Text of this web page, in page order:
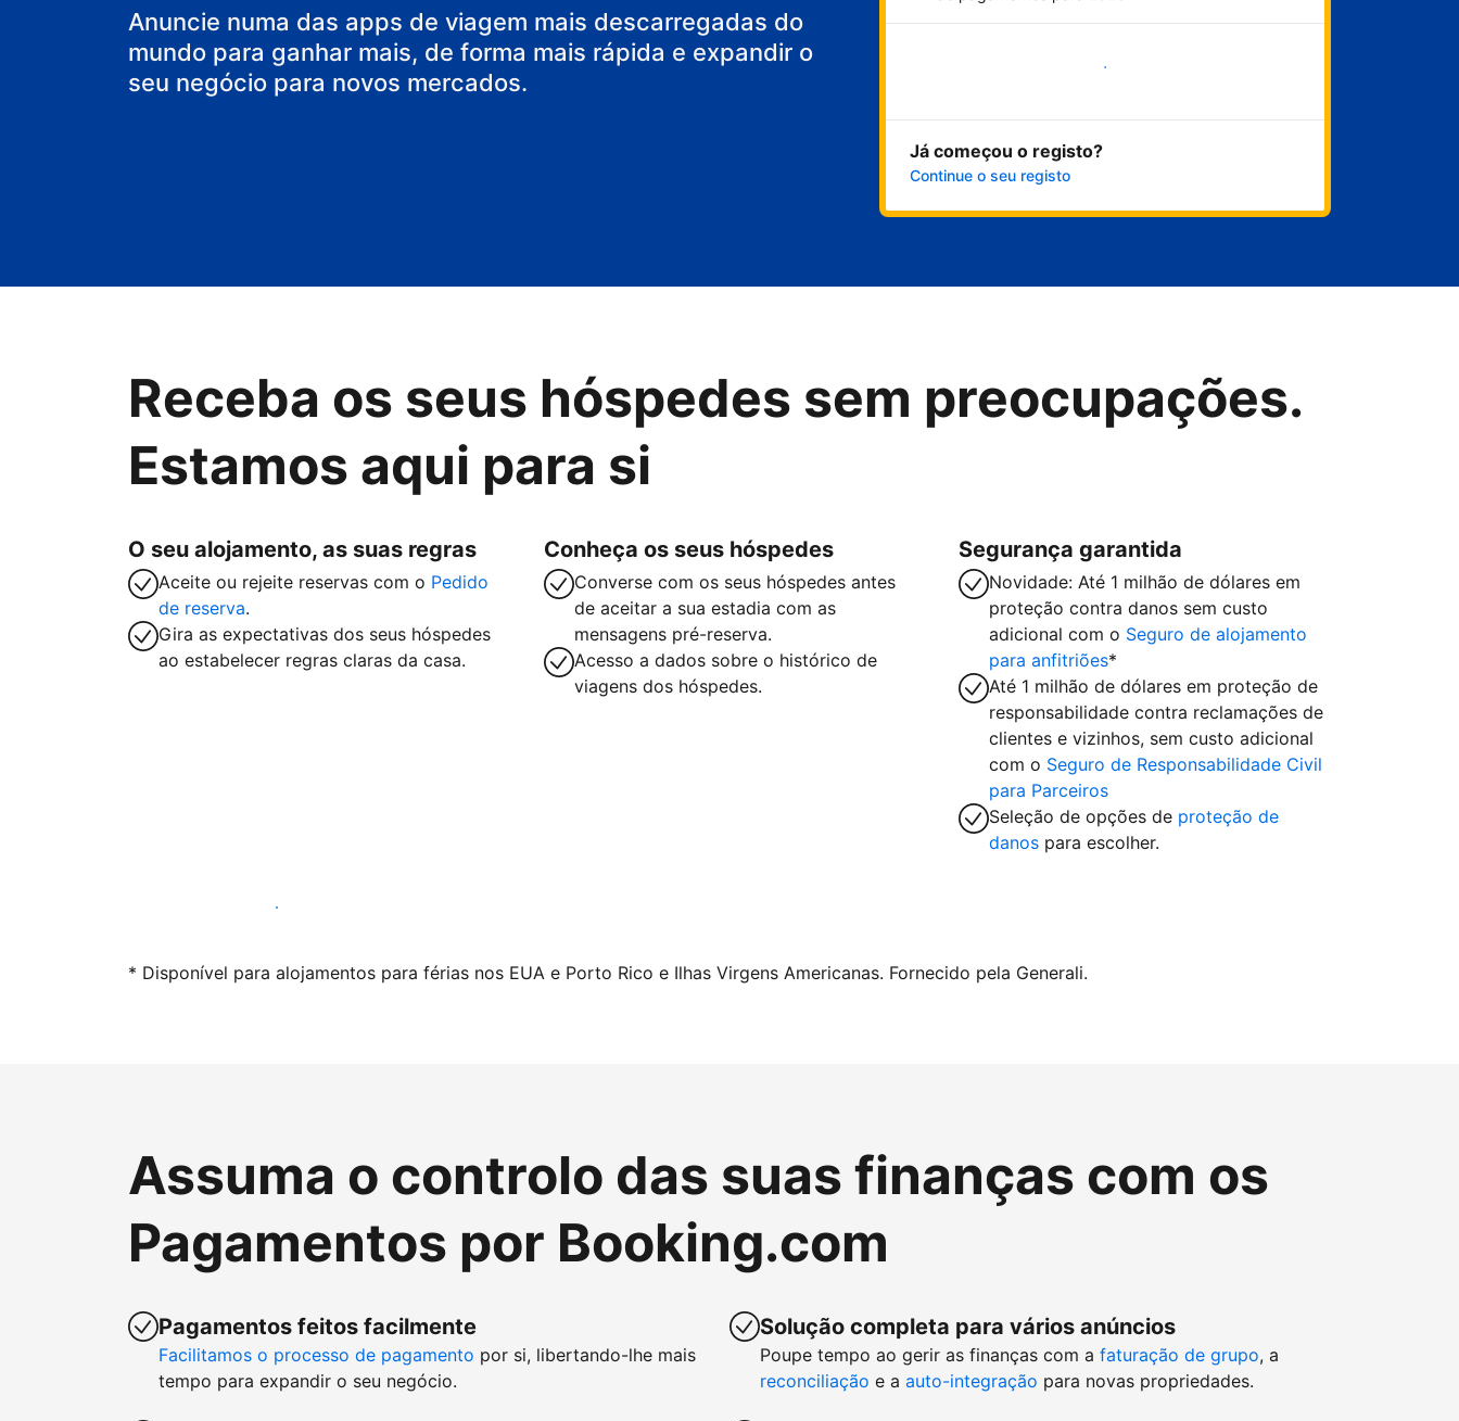
o seu hostel
Anuncie numa das apps de viagem mais descarregadas do
mundo para ganhar mais, de forma mais rápida e expandir o
seu negócio para novos mercados.
Comece já
Já começou o registo?
Continue o seu registo
Receba os seus hóspedes sem preocupações.
Estamos aqui para si
O seu alojamento, as suas regras
Aceite ou rejeite reservas com o Pedido
de reserva.
Gira as expectativas dos seus hóspedes
ao estabelecer regras claras da casa.
Conheça os seus hóspedes
Converse com os seus hóspedes antes
de aceitar a sua estadia com as
mensagens pré-reserva.
Acesso a dados sobre o histórico de
viagens dos hóspedes.
Segurança garantida
Novidade: Até 1 milhão de dólares em
proteção contra danos sem custo
adicional com o Seguro de alojamento
para anfitriões*
Até 1 milhão de dólares em proteção de
responsabilidade contra reclamações de
clientes e vizinhos, sem custo adicional
com o Seguro de Responsabilidade Civil
para Parceiros
Seleção de opções de proteção de
danos para escolher.
Anuncie connosco hoje mesmo
* Disponível para alojamentos para férias nos EUA e Porto Rico e Ilhas Virgens Americanas. Fornecido pela Generali.
Assuma o controlo das suas finanças com os
Pagamentos por Booking.com
Pagamentos feitos facilmente
Facilitamos o processo de pagamento por si, libertando-lhe mais
tempo para expandir o seu negócio.
Solução completa para vários anúncios
Poupe tempo ao gerir as finanças com a faturação de grupo, a
reconciliação e a auto-integração para novas propriedades.